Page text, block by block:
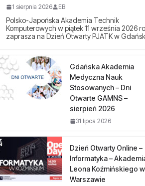
1 sierpnia 2026 EB
Polsko-Japońska Akademia Technik
Komputerowych w piątek 11 września 2026
zaprasza na Dzień Otwarty PJATK w
Gdańska Akademia
Medyczna Nauk
Stosowanych – Dni
Otwarte GAMNS –
sierpień 2026
31 lipca 2026
Dzień Otwarty Online –
Informatyka –
Leona Koźmińskiego w
Warszawie